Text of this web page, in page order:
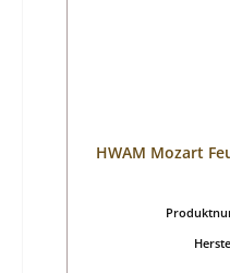
HWAM Mozart